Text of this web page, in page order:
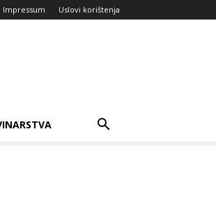
Impressum Uslovi korištenja